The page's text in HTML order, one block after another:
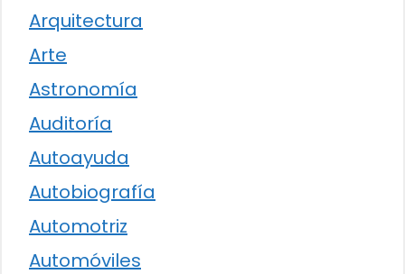
Arquitectura
Arte
Astronomía
Auditoría
Autoayuda
Autobiografía
Automotriz
Automóviles